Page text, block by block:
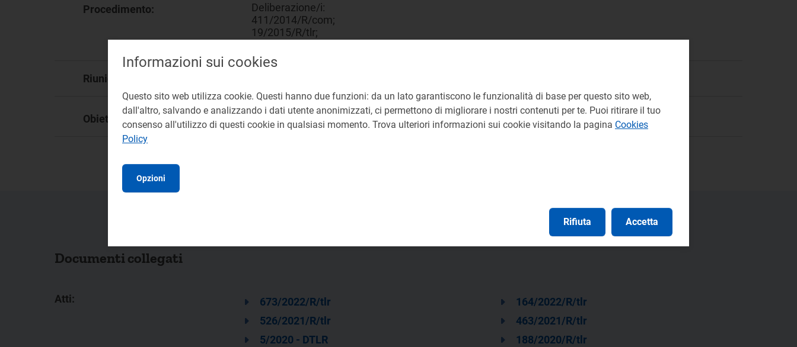
Procedimento:
Deliberazione/i:
411/2014/R/com;
19/2015/R/tlr;
Riunione:
Obiettivo Strategico: OS.2 Consapevolezza del consumatore e trasparenza per una migliore valutazione del servizio
Documenti collegati
Atti: 673/2022/R/tlr
164/2022/R/tlr
526/2021/R/tlr
463/2021/R/tlr
5/2020 - DTLR
188/2020/R/tlr
Informazioni sui cookies
Questo sito web utilizza cookie. Questi hanno due funzioni: da un lato garantiscono le funzionalità di base per questo sito web,
dall'altro, salvando e analizzando i dati utente anonimizzati, ci permettono di migliorare i nostri contenuti per te. Puoi ritirare il tuo
consenso all'utilizzo di questi cookie in qualsiasi momento. Trova ulteriori informazioni sui cookie visitando la pagina Cookies
Policy
Opzioni
Rifiuta Accetta